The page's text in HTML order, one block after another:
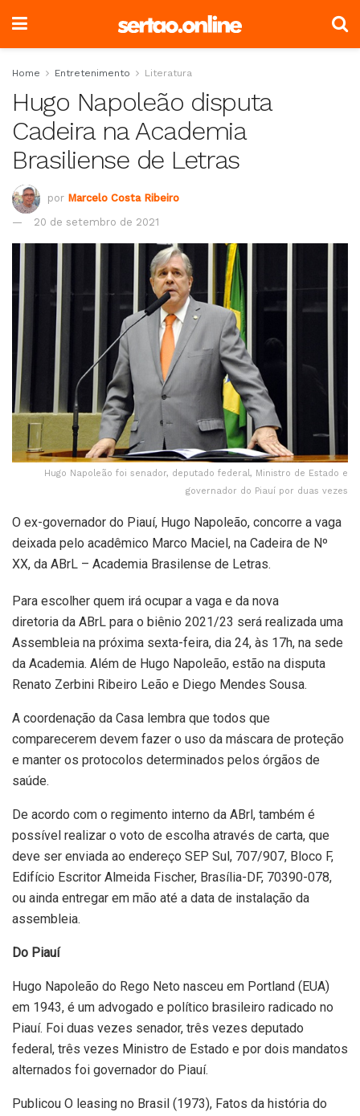
Home Entretenimento Literatura
Hugo Napoleão disputa
Cadeira na Academia
Brasiliense de Letras
por Marcelo Costa Ribeiro
20 de setembro de 2021
Hugo Napoleão foi senador, deputado federal, Ministro de Estado e
governador do Piauí por duas vezes
O ex-governador do Piauí, Hugo Napoleão, concorre a vaga
deixada pelo acadêmico Marco Maciel, na Cadeira de Nº
XX, da ABrL – Academia Brasilense de Letras.
Para escolher quem irá ocupar a vaga e da nova
diretoria da ABrL para o biênio 2021/23 será realizada uma
Assembleia na próxima sexta-feira, dia 24, às 17h, na sede
da Academia. Além de Hugo Napoleão, estão na disputa
Renato Zerbini Ribeiro Leão e Diego Mendes Sousa.
A coordenação da Casa lembra que todos que
comparecerem devem fazer o uso da máscara de proteção
e manter os protocolos determinados pelos órgãos de
saúde.
De acordo com o regimento interno da ABrl, também é
possível realizar o voto de escolha através de carta, que
deve ser enviada ao endereço SEP Sul, 707/907, Bloco F,
Edifício Escritor Almeida Fischer, Brasília-DF, 70390-078,
ou ainda entregar em mão até a data de instalação da
assembleia.
Do Piauí
Hugo Napoleão do Rego Neto nasceu em Portland (EUA)
em 1943, é um advogado e político brasileiro radicado no
Piauí. Foi duas vezes senador, três vezes deputado
federal, três vezes Ministro de Estado e por dois mandatos
alternados foi governador do Piauí.
Publicou O leasing no Brasil (1973), Fatos da história do